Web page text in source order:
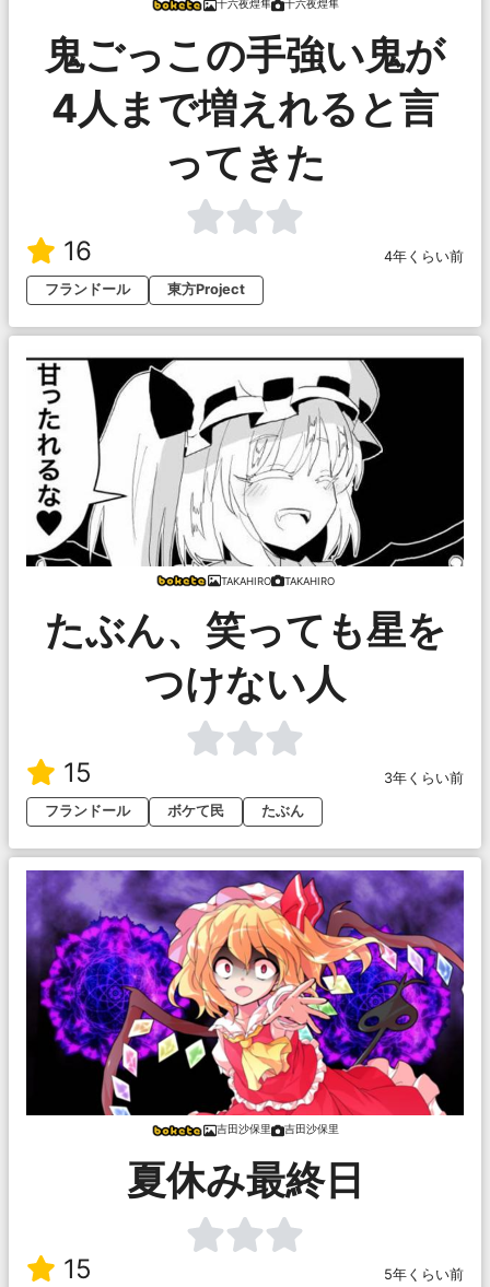
十六夜煌隼 十六夜煌隼
鬼ごっこの手強い鬼が
4人まで増えれると言
ってきた
16
4年くらい前
フランドール
東方Project
TAKAHIRO TAKAHIRO
たぶん、笑っても星を
つけない人
15
3年くらい前
フランドール
ボケて民 たぶん
吉田沙保里 吉田沙保里
夏休み最終日
15
5年くらい前